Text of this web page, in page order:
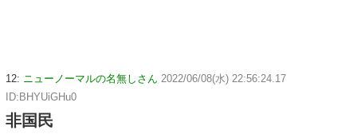
12: ニューノーマルの名無しさん 2022/06/08(水) 22:56:24.17
ID:BHYUiGHu0
非国民